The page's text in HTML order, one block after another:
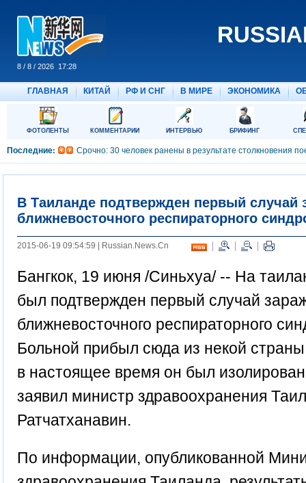
В Таиланде подтвержден первый случай
ближневосточного респираторного
2015-06-19 09:54:59 | Russian.News.Cn
Бангкок, 19 июня /Синьхуа/ -- На
был подтвержден первый случай
ближневосточного респираторного
Больной прибыл сюда из некой
в настоящее время он был
заявил министр здравоохранения
Ратчатханавин.
По информации, опубликованной